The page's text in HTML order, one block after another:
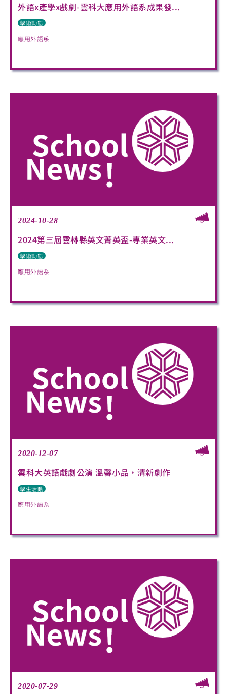
外語x產學x戲劇-雲科大應用外語系成果發...
學術動態
應用外語系
2024-10-28
2024第三屆雲林縣英文菁英盃-專業英文...
學術動態
應用外語系
2020-12-07
雲科大英語戲劇公演 溫馨小品，清新劇作
學生活動
應用外語系
2020-07-29